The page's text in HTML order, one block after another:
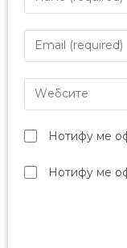
Нотифy ме
Нотифy ме